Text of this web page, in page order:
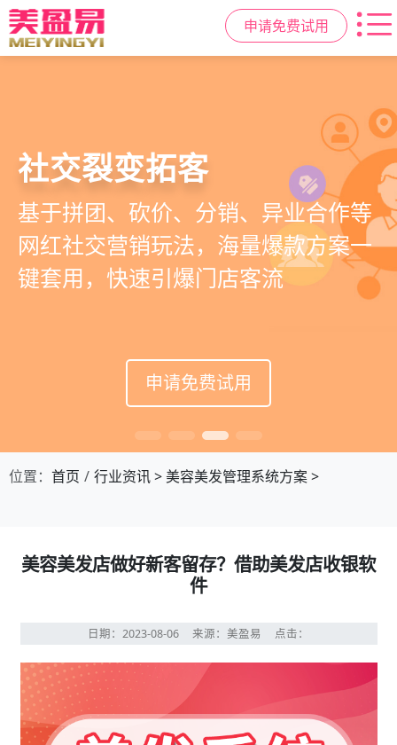
申请免费试用
小程序商城
小程序链接商家、手艺人、客户，打
通线上线下，让口碑传播有抓手，赋
能社交裂变，盘活私域流量
申请免费试用
美容美发管理系统
店务+拓客+020一体化，一站式解决
美发门店经营管理需求
申请免费试用
高效管理店务
提供从会员、预约、收银、报表等业
务全流程一体化SAAS服务，显著提升
管理效率，降低经营成本
申请免费试用
社交裂变拓客
基于拼团、砍价、分销、异业合作等
网红社交营销玩法，海量爆款方案一
键套用，快速引爆门店客流
申请免费试用
位置： 首页 行业资讯>美容美发管理系统方案>
美容美发店做好新客留存？借助美发店收银软
件
日期：2023-08-06 来源：美盈易 点击：